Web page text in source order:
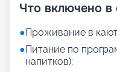
Что включено в
●Проживание в
●Питание по
напитков);